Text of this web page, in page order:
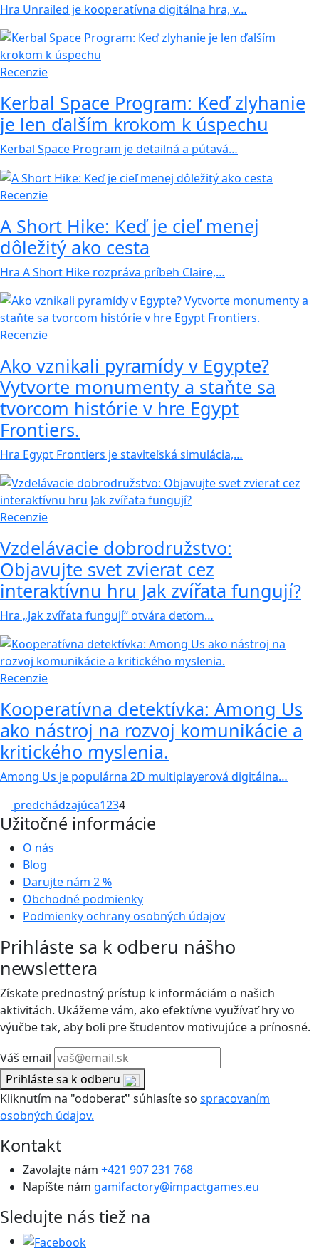
Hra Unrailed je kooperatívna digitálna hra, v…
Recenzie
Kerbal Space Program: Keď zlyhanie
je len ďalším krokom k úspechu
Kerbal Space Program je detailná a pútavá…
Recenzie
A Short Hike: Keď je cieľ menej
dôležitý ako cesta
Hra A Short Hike rozpráva príbeh Claire,…
Recenzie
Ako vznikali pyramídy v Egypte?
Vytvorte monumenty a staňte sa
tvorcom histórie v hre Egypt
Frontiers.
Hra Egypt Frontiers je staviteľská simulácia,…
Recenzie
Vzdelávacie dobrodružstvo:
Objavujte svet zvierat cez
interaktívnu hru Jak zvířata fungují?
Hra „Jak zvířata fungují“ otvára deťom…
Recenzie
Kooperatívna detektívka: Among Us
ako nástroj na rozvoj komunikácie a
kritického myslenia.
Among Us je populárna 2D multiplayerová digitálna…
predchádzajúca1234
Užitočné informácie
O nás
Blog
Darujte nám 2 %
Obchodné podmienky
Podmienky ochrany osobných údajov
Prihláste sa k odberu nášho
newslettera
Získate prednostný prístup k informáciám o našich
aktivitách. Ukážeme vám, ako efektívne využívať hry vo
výučbe tak, aby boli pre študentov motivujúce a prínosné.
Váš email
Prihláste sa k odberu
Kliknutím na "odoberať" súhlasíte so spracovaním
osobných údajov.
Kontakt
Zavolajte nám +421 907 231 768
Napíšte nám gamifactory@impactgames.eu
Sledujte nás tiež na